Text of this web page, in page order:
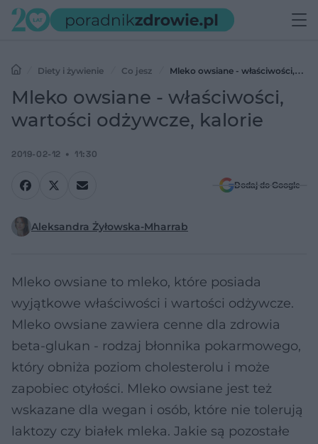
Diety i żywienie Co jesz
Mleko owsiane - właściwości,
wartości odżywcze, kalorie
Mleko owsiane - właściwości,
wartości odżywcze, kalorie
2019-02-12 11:30
Dodaj do Google
Aleksandra Żyłowska-Mharrab
Mleko owsiane to mleko, które posiada
wyjątkowe właściwości i wartości odżywcze.
Mleko owsiane zawiera cenne dla zdrowia
beta-glukan - rodzaj błonnika pokarmowego,
który obniża poziom cholesterolu i może
zapobiec otyłości. Mleko owsiane jest też
wskazane dla wegan i osób, które nie tolerują
laktozy czy białek mleka. Jakie są pozostałe